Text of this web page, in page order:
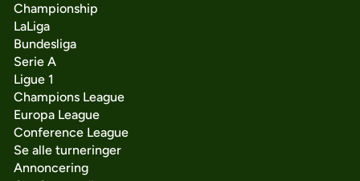
Championship
LaLiga
Bundesliga
Serie A
Ligue 1
Champions League
Europa League
Conference League
Se alle turneringer
Annoncering